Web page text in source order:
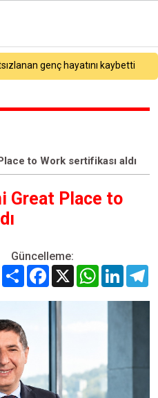
genç hayatını kaybetti
to Work sertifikası aldı
Great Place to
Güncelleme:
Share Facebook
X WhatsApp